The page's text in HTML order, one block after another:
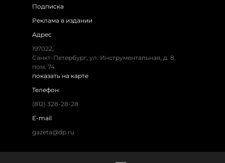
Подписка
Реклама в издании
Адрес
197022,
Санкт-Петербург, ул. Инструментальная, д. 8,
пом. 74.
показать на карте
Телефон
(812) 328-28-28
E-mail
gazeta@dp.ru